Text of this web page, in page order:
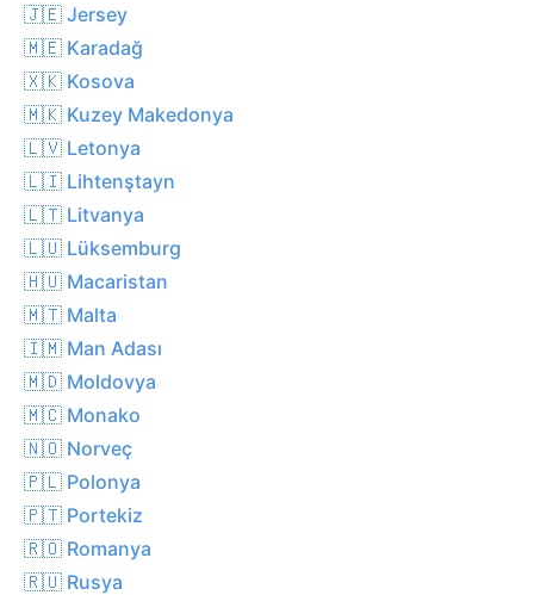
🇯🇪 Jersey
🇲🇪 Karadağ
🇽🇰 Kosova
🇲🇰 Kuzey Makedonya
🇱🇻 Letonya
🇱🇮 Lihtenştayn
🇱🇹 Litvanya
🇱🇺 Lüksemburg
🇭🇺 Macaristan
🇲🇹 Malta
🇮🇲 Man Adası
🇲🇩 Moldovya
🇲🇨 Monako
🇳🇴 Norveç
🇵🇱 Polonya
🇵🇹 Portekiz
🇷🇴 Romanya
🇷🇺 Rusya